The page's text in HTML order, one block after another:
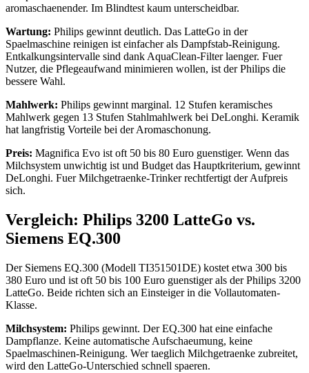
aromaschaenender. Im Blindtest kaum unterscheidbar.
Wartung: Philips gewinnt deutlich. Das LatteGo in der
Spaelmaschine reinigen ist einfacher als Dampfstab-Reinigung.
Entkalkungsintervalle sind dank AquaClean-Filter laenger. Fuer
Nutzer, die Pflegeaufwand minimieren wollen, ist der Philips die
bessere Wahl.
Mahlwerk: Philips gewinnt marginal. 12 Stufen keramisches
Mahlwerk gegen 13 Stufen Stahlmahlwerk bei DeLonghi. Keramik
hat langfristig Vorteile bei der Aromaschonung.
Preis: Magnifica Evo ist oft 50 bis 80 Euro guenstiger. Wenn das
Milchsystem unwichtig ist und Budget das Hauptkriterium, gewinnt
DeLonghi. Fuer Milchgetraenke-Trinker rechtfertigt der Aufpreis
sich.
Vergleich: Philips 3200 LatteGo vs.
Siemens EQ.300
Der Siemens EQ.300 (Modell TI351501DE) kostet etwa 300 bis
380 Euro und ist oft 50 bis 100 Euro guenstiger als der Philips 3200
LatteGo. Beide richten sich an Einsteiger in die Vollautomaten-
Klasse.
Milchsystem: Philips gewinnt. Der EQ.300 hat eine einfache
Dampflanze. Keine automatische Aufschaeumung, keine
Spaelmaschinen-Reinigung. Wer taeglich Milchgetraenke zubreitet,
wird den LatteGo-Unterschied schnell spaeren.